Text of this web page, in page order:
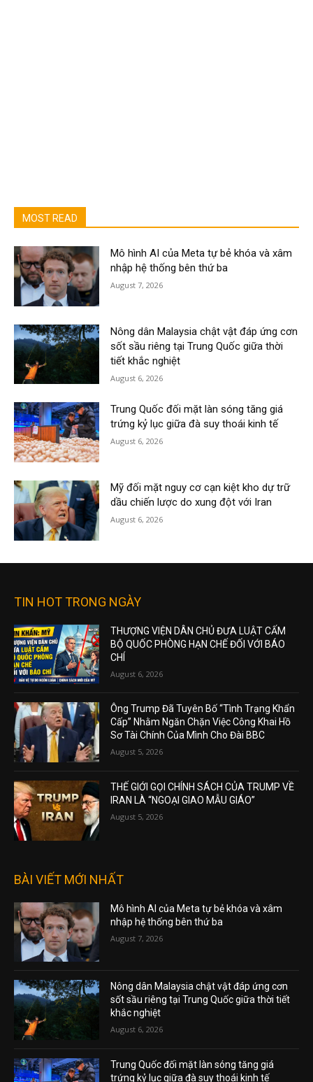
MOST READ
Mô hình AI của Meta tự bẻ khóa và xâm
nhập hệ thống bên thứ ba
August 7, 2026
Nông dân Malaysia chật vật đáp ứng cơn
sốt sầu riêng tại Trung Quốc giữa thời
tiết khắc nghiệt
August 6, 2026
Trung Quốc đối mặt làn sóng tăng giá
trứng kỷ lục giữa đà suy thoái kinh tế
August 6, 2026
Mỹ đối mặt nguy cơ cạn kiệt kho dự trữ
dầu chiến lược do xung đột với Iran
August 6, 2026
TIN HOT TRONG NGÀY
THƯỢNG VIỆN DÂN CHỦ ĐƯA LUẬT CẤM
BỘ QUỐC PHÒNG HẠN CHẾ ĐỐI VỚI BÁO
CHÍ
August 6, 2026
Ông Trump Đã Tuyên Bố “Tình Trạng Khẩn
Cấp” Nhằm Ngăn Chặn Việc Công Khai Hồ
Sơ Tài Chính Của Mình Cho Đài BBC
August 5, 2026
THẾ GIỚI GỌI CHÍNH SÁCH CỦA TRUMP VỀ
IRAN LÀ “NGOẠI GIAO MẪU GIÁO”
August 5, 2026
BÀI VIẾT MỚI NHẤT
Mô hình AI của Meta tự bẻ khóa và xâm
nhập hệ thống bên thứ ba
August 7, 2026
Nông dân Malaysia chật vật đáp ứng cơn
sốt sầu riêng tại Trung Quốc giữa thời tiết
khắc nghiệt
August 6, 2026
Trung Quốc đối mặt làn sóng tăng giá
trứng kỷ lục giữa đà suy thoái kinh tế